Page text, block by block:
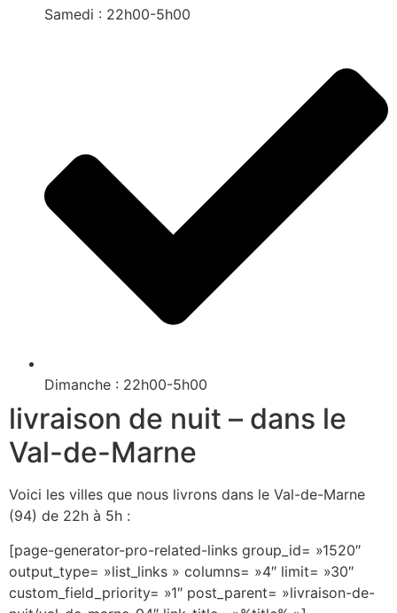
Samedi : 22h00-5h00
Dimanche : 22h00-5h00
livraison de nuit – dans le
Val-de-Marne
Voici les villes que nous livrons dans le Val-de-Marne
(94) de 22h à 5h :
[page-generator-pro-related-links group_id= »1520″
output_type= »list_links » columns= »4″ limit= »30″
custom_field_priority= »1″ post_parent= »livraison-de-